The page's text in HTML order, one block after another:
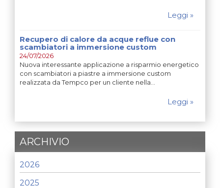
Leggi »
Recupero di calore da acque reflue con
scambiatori a immersione custom
24/07/2026
Nuova interessante applicazione a risparmio energetico
con scambiatori a piastre a immersione custom
realizzata da Tempco per un cliente nella…
Leggi »
ARCHIVIO
2026
2025